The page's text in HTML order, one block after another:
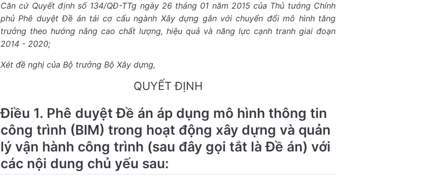
Căn cứ Quyết định số 134/QĐ-TTg ngày 26 tháng 01 năm 2015 của Thủ tướng Chính
phủ Phê duyệt Đề án tái cơ cấu ngành Xây dựng gắn với chuyển đổi mô hình tăng
trưởng theo hướng nâng cao chất lượng, hiệu quả và năng lực cạnh tranh giai đoạn
2014 - 2020;
Xét đề nghị của Bộ trưởng Bộ Xây dựng,
QUYẾT ĐỊNH
Điều 1. Phê duyệt Đề án áp dụng mô hình thông tin
công trình (BIM) trong hoạt động xây dựng và quản
lý vận hành công trình (sau đây gọi tắt là Đề án) với
các nội dung chủ yếu sau: